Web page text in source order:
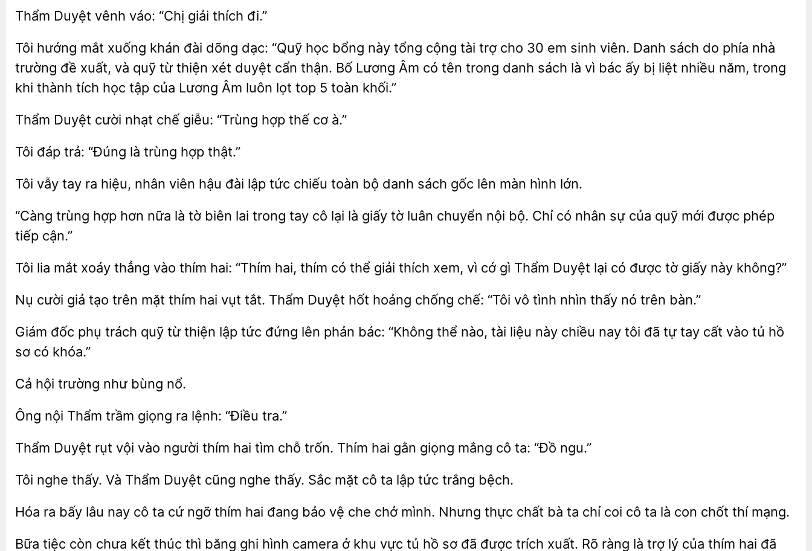
váo: “Chị giải thích đi.”
Tôi hướng mắt xuống khán đài dõng dạc: “Quỹ học bổng này tổng cộng tài trợ
30 em sinh viên. Danh sách do phía nhà
trường đề xuất, và quỹ từ thiện xét duyệt cẩn thận. Bố Lương Âm có tên trong danh sách là vì bác
bị liệt nhiều năm, trong
khi thành tích học tập của Lương Âm luôn lọt
5 toàn khối.”
Thẩm Duyệt nhạt chế giễu: “Trùng hợp cơ
Tôi đáp trả: “Đúng là
Tôi vẫy tay ra hiệu, nhân viên hậu đài tức toàn bộ sách gốc lên màn hình lớn.
“Càng hợp nữa là tờ biên lai trong tay cô lại là giấy tờ luân chuyển nội bộ. Chỉ có nhân sự của quỹ
được phép
tiếp cận.”
Tôi mắt xoáy thẳng vào thím hai: “Thím hai, thím có thể giải thích xem, cớ gì Thẩm Duyệt lại có tờ giấy này không?”
Nụ cười giả tạo trên mặt thím vụt tắt. Thẩm Duyệt hốt hoảng chống chế: “Tôi vô tình nhìn nó trên
Giám phụ quỹ từ thiện lập tức đứng lên phản bác: “Không thể nào,
liệu này chiều nay tôi đã tự tay cất vào tủ hồ
sơ có khóa.”
hội bùng nổ.
Ông nội trầm giọng lệnh: “Điều
Thẩm Duyệt rụt vào người thím tìm chỗ trốn. hai gằn giọng mắng cô ta: “Đồ ngu.”
Tôi thấy. Và Thẩm Duyệt cũng nghe thấy. Sắc cô lập tức trắng bệch.
Hóa ra bấy lâu nay cô ta cứ thím hai đang bảo vệ che chở mình. Nhưng thực chất bà ta chỉ cô ta là chốt thí mạng.
Bữa tiệc còn chưa thì băng ghi hình camera ở khu vực tủ hồ đã được trích xuất. Rõ ràng là trợ lý của thím hai đã